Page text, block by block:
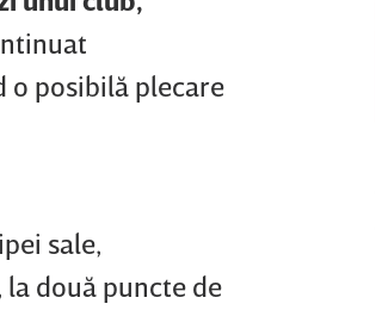
posibilă plecare
sale,
două puncte de